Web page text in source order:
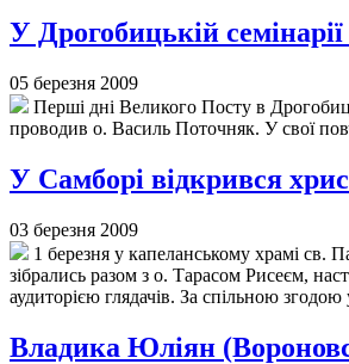
У Дрогобицькій
05 березня 2009
Перші дні Великого Посту в
проводив о. Василь Поточняк. У свої
У Самборі відкрився
03 березня 2009
1 березня у капеланському храмі св.
зібрались разом з о. Тарасом Рисеєм,
аудиторією глядачів. За спільною
Владика Юліян